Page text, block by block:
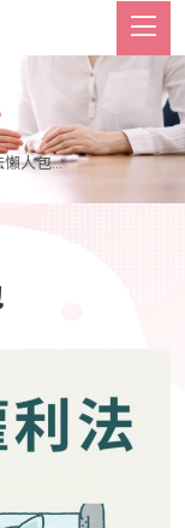
人包...